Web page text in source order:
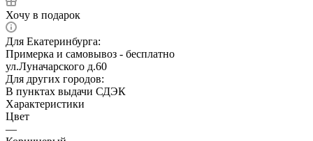
Хочу в подарок
Для Екатеринбурга:
Примерка и самовывоз - бесплатно
ул.Луначарского д.60
Для других городов:
В пунктах выдачи СДЭК
Характеристики
Цвет
—